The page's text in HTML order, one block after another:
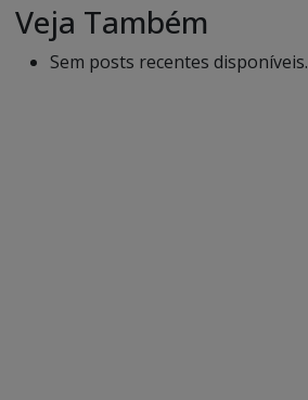
Veja Também
Sem posts recentes disponíveis.